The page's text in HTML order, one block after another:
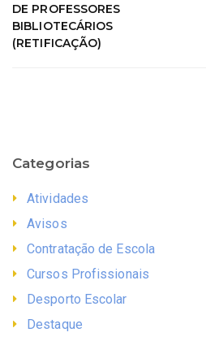
DE PROFESSORES
BIBLIOTECÁRIOS
(RETIFICAÇÃO)
Categorias
Atividades
Avisos
Contratação de Escola
Cursos Profissionais
Desporto Escolar
Destaque